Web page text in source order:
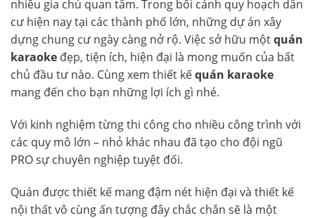
nhiều gia chủ quan tâm. Trong bối cảnh quy hoạch dân
cư hiện nay tại các thành phố lớn, những dự án xây
dựng chung cư ngày càng nở rộ. Việc sở hữu mộtquán
karaoke đẹp, tiện ích, hiện đại là mong muốn của bất
chủ đầu tư nào. Cùng xem thiết kếquán karaoke
mang đến cho bạn những lợi ích gì nhé.
Với kinh nghiệm từng thi công cho nhiều công trình với
các quy mô lớn – nhỏ khác nhau đã tạo cho đội ngũ
PRO sự chuyên nghiệp tuyệt đối.
Quán được thiết kế mang đậm nét hiện đại và thiết kế
nội thất vô cùng ấn tượng đây chắc chắn sẽ là một